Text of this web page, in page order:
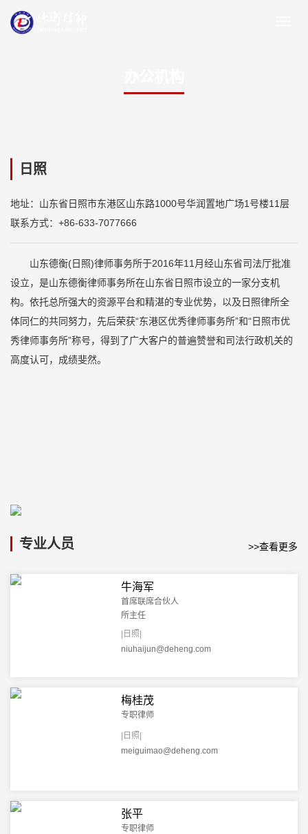
日照
地址：山东省日照市东港区山东路1000号华润置地广场1号楼11层
联系方式：+86-633-7077666
山东德衡(日照)律师事务所于2016年11月经山东省司法厅批准
设立，是山东德衡律师事务所在山东省日照市设立的一家分支机
构。依托总所强大的资源平台和精湛的专业优势，以及日照律所全
体同仁的共同努力，先后荣获“东港区优秀律师事务所”和“日照市优
秀律师事务所”称号，得到了广大客户的普遍赞誉和司法行政机关的
高度认可，成绩斐然。
山东德衡(日照)律师事务所现有29人的精英律师团队和精干管理
团队。均为高学历、高能力、高层次的“三高型”复合型人才。以专业
分工与团队合作为主要特色，坚持专业团队、专业服务的理念。现
设有政府事务业务部、房地产业务部、法律顾问业务部、保险业务
心)、上市公司服务业务部、国际业务部。还可根据业务特点和需求
依托总所资源和智力支持，无障碍地组建跨专业、跨地区的专项法
山东德衡(日照)律师事务所始终秉持“专业专心、专才专注、专
门专长”的服务宗旨，追求卓越，以客户需求为核心，为客户提供全
专业人员 >>查看更多
牛海军
首席联席合伙人
所主任
|日照|
niuhaijun@deheng.com
梅桂茂
专职律师
|日照|
meiguimao@deheng.com
张平
专职律师